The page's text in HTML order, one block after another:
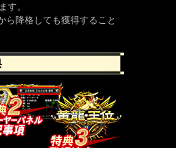
す。
ら降格しても獲得すること